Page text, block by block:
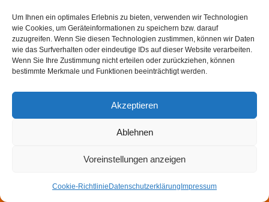
Um Ihnen ein optimales Erlebnis zu bieten, verwenden wir Technologien
wie Cookies, um Geräteinformationen zu speichern bzw. darauf
zuzugreifen. Wenn Sie diesen Technologien zustimmen, können wir Daten
wie das Surfverhalten oder eindeutige IDs auf dieser Website verarbeiten.
Wenn Sie Ihre Zustimmung nicht erteilen oder zurückziehen, können
bestimmte Merkmale und Funktionen beeinträchtigt werden.
Akzeptieren
Ablehnen
Voreinstellungen anzeigen
Cookie-Richtlinie Datenschutzerklärung Impressum
Datenschutzerklärung
Neve| Präsentiert vonWordPress